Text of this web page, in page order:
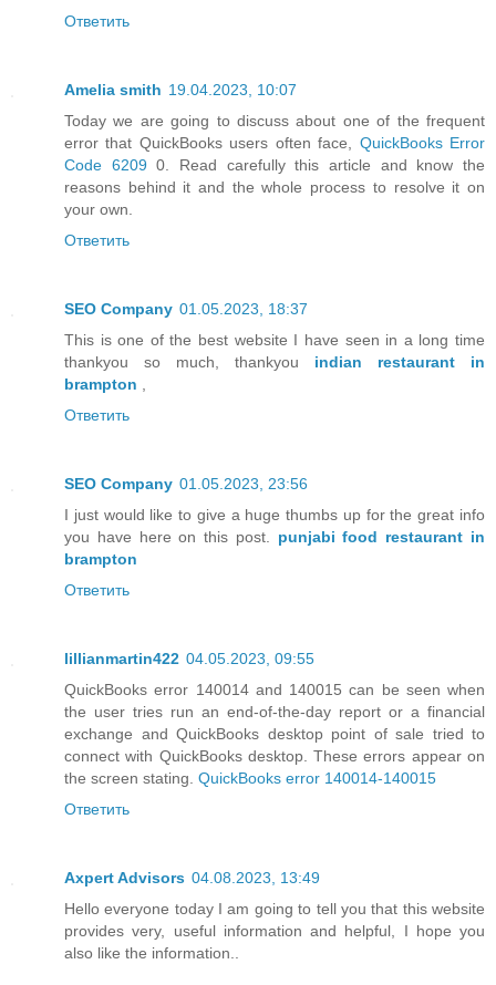
Ответить
Amelia smith 19.04.2023, 10:07
Today we are going to discuss about one of the frequent
error that QuickBooks users often face, QuickBooks Error
Code 62090. Read carefully this article and know the
reasons behind it and the whole process to resolve it on
your own.
Ответить
SEO Company 01.05.2023, 18:37
This is one of the best website I have seen in a long time
thankyou so much, thankyou indian restaurant in
brampton
Ответить
SEO Company 01.05.2023, 23:56
I just would like to give a huge thumbs up for the great info
you have here on this post. punjabi food restaurant in
brampton
Ответить
lillianmartin422 04.05.2023, 09:55
QuickBooks error 140014 and 140015 can be seen when
the user tries run an end-of-the-day report or a financial
exchange and QuickBooks desktop point of sale tried to
connect with QuickBooks desktop. These errors appear on
the screen stating. QuickBooks error 140014-140015
Ответить
Axpert Advisors 04.08.2023, 13:49
Hello everyone today I am going to tell you that this website
provides very, useful information and helpful, I hope you
also like the information..